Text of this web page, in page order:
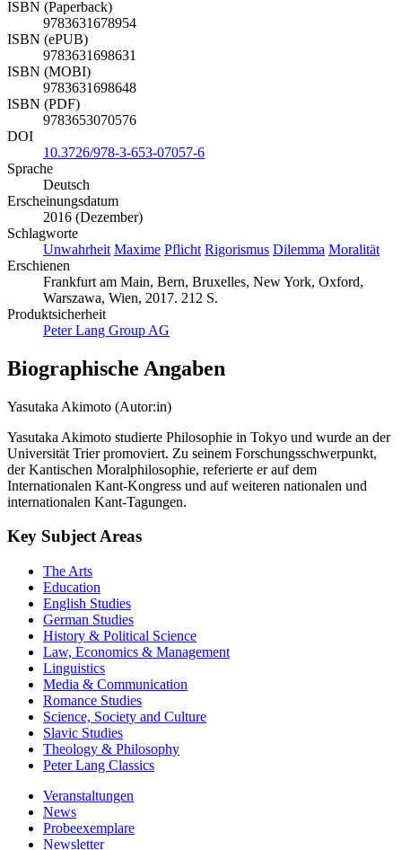
ISBN (Paperback)
9783631678954
ISBN (ePUB)
9783631698631
ISBN (MOBI)
9783631698648
ISBN (PDF)
9783653070576
DOI
10.3726/978-3-653-07057-6
Sprache
Deutsch
Erscheinungsdatum
2016 (Dezember)
Schlagworte
Unwahrheit Maxime Pflicht Rigorismus Dilemma Moralität
Erschienen
Frankfurt am Main, Bern, Bruxelles, New York, Oxford,
Warszawa, Wien, 2017. 212 S.
Produktsicherheit
Peter Lang Group AG
Biographische Angaben
Yasutaka Akimoto (Autor:in)
Yasutaka Akimoto studierte Philosophie in Tokyo und wurde an der
Universität Trier promoviert. Zu seinem Forschungsschwerpunkt,
der Kantischen Moralphilosophie, referierte er auf dem
Internationalen Kant-Kongress und auf weiteren nationalen und
internationalen Kant-Tagungen.
Key Subject Areas
The Arts
Education
English Studies
German Studies
History & Political Science
Law, Economics & Management
Linguistics
Media & Communication
Romance Studies
Science, Society and Culture
Slavic Studies
Theology & Philosophy
Peter Lang Classics
Veranstaltungen
News
Probeexemplare
Newsletter